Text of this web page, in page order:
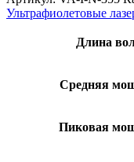
Ультрафиолетовые
Длина
Средняя
Пиковая